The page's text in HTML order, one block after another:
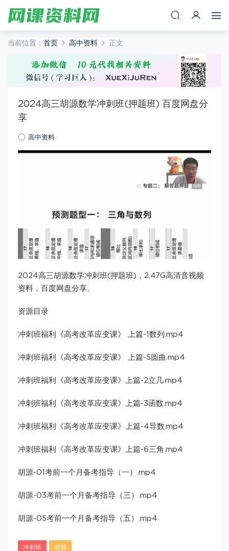
当前位置： 首页 高中资料 正文
2024高三胡源数学冲刺班(押题班) 百度网盘分
享
高中资料
2024高三胡源数学冲刺班(押题班)，2.47G高清音视频
资料，百度网盘分享。
资源目录
冲刺班福利《高考改革应变课》 上篇-1数列.mp4
冲刺班福利《高考改革应变课》 上篇-5圆曲.mp4
冲刺班福利《高考改革应变课》上篇-2立几.mp4
冲刺班福利《高考改革应变课》上篇-3函数.mp4
冲刺班福利《高考改革应变课》上篇-4导数.mp4
冲刺班福利《高考改革应变课》上篇-6三角.mp4
胡源-01考前一个月备考指导（一）.mp4
胡源-03考前一个月备考指导（三）.mp4
胡源-05考前一个月备考指导（五）.mp4
冲刺班 胡源